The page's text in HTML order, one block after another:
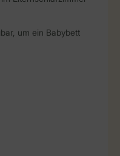
um ein Babybett